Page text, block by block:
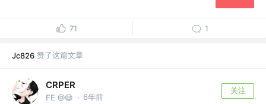
71 1
Jc826 赞了这篇文章
CRPER
FE @😄 · 6年前
关注